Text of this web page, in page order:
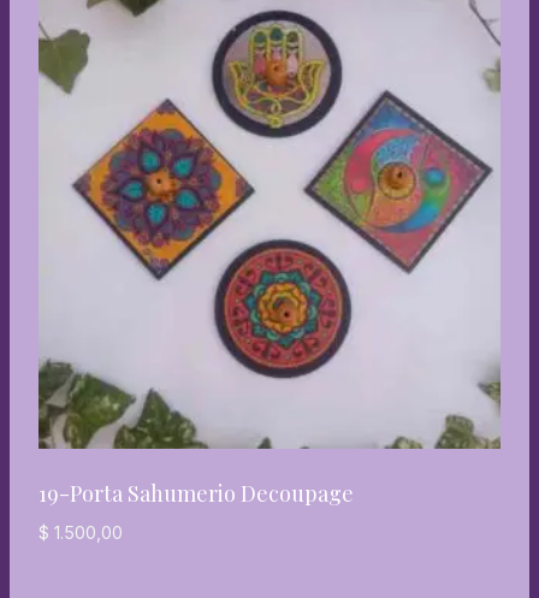
19-Porta Sahumerio Decoupage
$ 1.500,00